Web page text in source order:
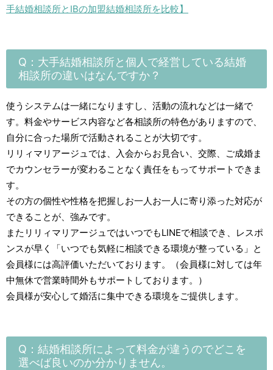
手結婚相談所とIBの加盟結婚相談所を比較】
Q：大手結婚相談所と個人で経営している結婚
相談所の違いはなんですか？
使うシステムは一緒になりますし、活動の流れなどは一緒で
す。料金やサービス内容など各相談所の特色がありますので、
自分に合った場所で活動されることが大切です。
リリィマリアージュでは、入会からお見合い、交際、ご成婚ま
でカウンセラーが変わることなく責任をもってサポートできま
す。
その方の個性や性格を把握しお一人お一人に寄り添った対応が
できることが、強みです。
またリリィマリアージュではいつでもLINEで相談でき、レスポ
ンスが早く「いつでも気軽に相談できる環境が整っている」と
会員様には高評価いただいております。（会員様に対しては年
中無休で営業時間外もサポートしております。）
会員様が安心して婚活に集中できる環境をご提供します。
Q：結婚相談所によって料金が違うのでどこを
選べば良いのか分かりません。